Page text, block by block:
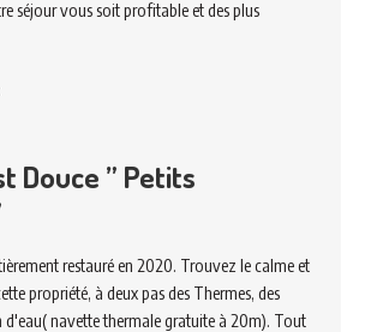
séjour vous soit profitable et des plus
Douce ” Petits
restauré en 2020. Trouvez le calme et
propriété, à deux pas des Thermes, des
d'eau( navette thermale gratuite à 20m). Tout